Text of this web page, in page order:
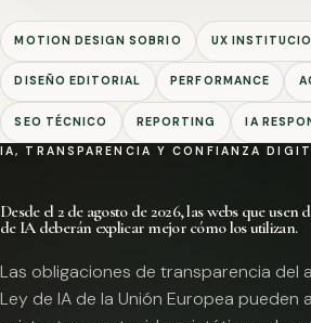
MOTION DESIGN SOBRIO UX
DISEÑO EDITORIAL PERFORMANCE
SEO TÉCNICO REPORTING IA
IA, TRANSPARENCIA Y CONFIANZA
Desde el 2 de agosto de 2026, las webs que usen
de IA deberán explicar mejor cómo los utilizan.
Las obligaciones de transparencia del
Ley de IA de la Unión Europea